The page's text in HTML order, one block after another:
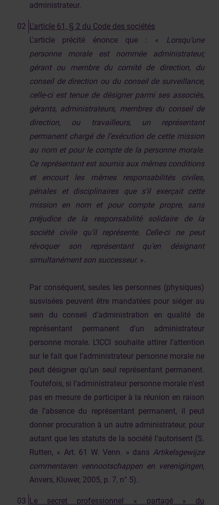
administrateur.
L’article 61, § 2 du Code des sociétés
L'article précité énonce que : « Lorsqu’une
personne morale est nommée administrateur,
gérant ou membre du comité de direction, du
conseil de direction ou du conseil de surveillance,
celle-ci est tenue de désigner parmi ses associés,
gérants, administrateurs, membres du conseil de
direction, ou travailleurs, un représentant
permanent chargé de l’exécution de cette mission
au nom et pour le compte de la personne morale.
Ce représentant est soumis aux mêmes conditions
et encourt les mêmes responsabilités civiles,
pénales et disciplinaires que s’il exerçait cette
mission en nom et pour compte propre, sans
préjudice de la responsabilité solidaire de la
société civile qu’il représente. Celle-ci ne peut
révoquer son représentant qu’en désignant
simultanément son successeur. ».
Par conséquent, seules les personnes (physiques)
susvisées peuvent être mandatées pour siéger au
sein du conseil d’administration en qualité de
représentant permanent d’un administrateur
personne morale. L’ICCI souhaite attirer l’attention
sur le fait que l’administrateur personne morale ne
peut désigner qu’un seul représentant permanent.
Toutefois, si l’administrateur personne morale n'est
pas en mesure de participer à la réunion en raison
de l’absence du représentant permanent, il peut
donner procuration à un autre administrateur, pour
autant que les statuts de la société l’autorisent (S.
Rutten, « Art. 61 W. Venn. » dans Artikelsgewijze
commentaren vennootschappen en verenigingen,
Anvers, Kluwer, 2005, p. 7, n° 5).
Le secret professionnel « partagé » du